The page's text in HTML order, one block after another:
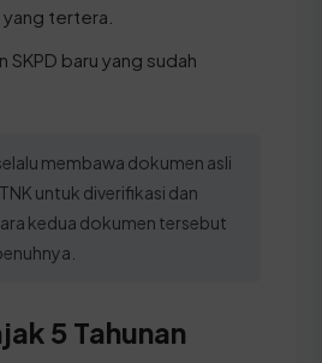
tertera.
SKPD baru yang sudah
membawa dokumen asli
untuk diverifikasi dan
kedua dokumen tersebut
5 Tahunan